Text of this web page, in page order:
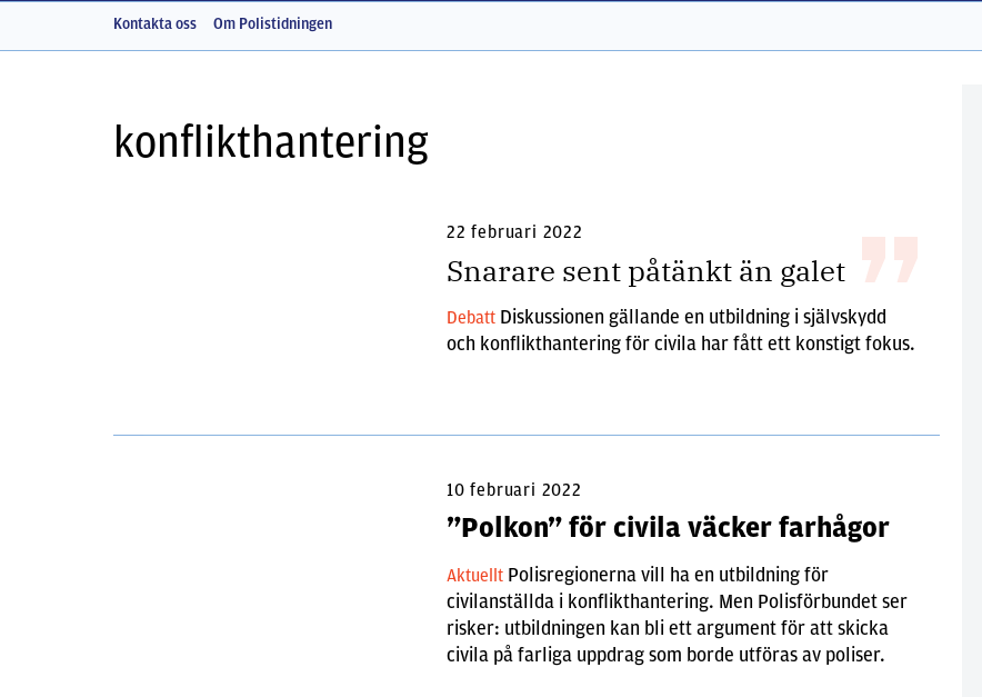
Kontakta oss Om Polistidningen
konflikthantering
22 februari 2022
Snarare sent påtänkt än galet
Debatt Diskussionen gällande en utbildning i självskydd
och konflikthantering för civila har fått ett konstigt fokus.
10 februari 2022
”Polkon” för civila väcker farhågor
Aktuellt Polisregionerna vill ha en utbildning för
civilanställda i konflikthantering. Men Polisförbundet ser
risker: utbildningen kan bli ett argument för att skicka
civila på farliga uppdrag som borde utföras av poliser.